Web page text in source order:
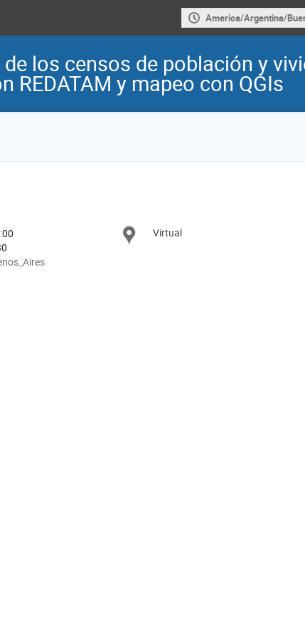
America/Argentina/
los censos de población y
y mapeo con QGIs
Ubicación
Virtual